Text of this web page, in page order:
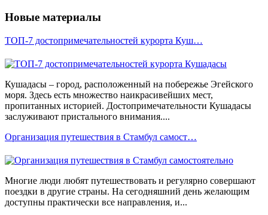
Новые материалы
ТОП-7 достопримечательностей курорта Куш…
Кушадасы – город, расположенный на побережье Эгейского
моря. Здесь есть множество наикрасивейших мест,
пропитанных историей. Достопримечательности Кушадасы
заслуживают пристального внимания....
Организация путешествия в Стамбул самост…
Многие люди любят путешествовать и регулярно совершают
поездки в другие страны. На сегодняшний день желающим
доступны практически все направления, и...